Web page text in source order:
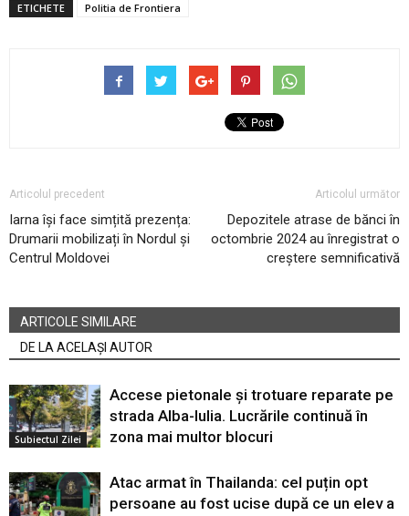
ETICHETE Politia de Frontiera
Articolul precedent
Iarna își face simțită prezența:
Drumarii mobilizați în Nordul și
Centrul Moldovei
Articolul următor
Depozitele atrase de bănci în
octombrie 2024 au înregistrat o
creștere semnificativă
ARTICOLE SIMILARE
DE LA ACELAȘI AUTOR
Subiectul Zilei
Accese pietonale și trotuare reparate pe
strada Alba-Iulia. Lucrările continuă în
zona mai multor blocuri
Atac armat în Thailanda: cel puțin opt
persoane au fost ucise după ce un elev a